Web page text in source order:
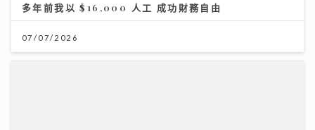
多年前我以 $16,000 人工 成功財務自由
07/07/2026